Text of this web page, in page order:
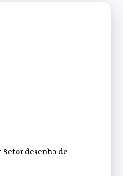
Setor desenho de